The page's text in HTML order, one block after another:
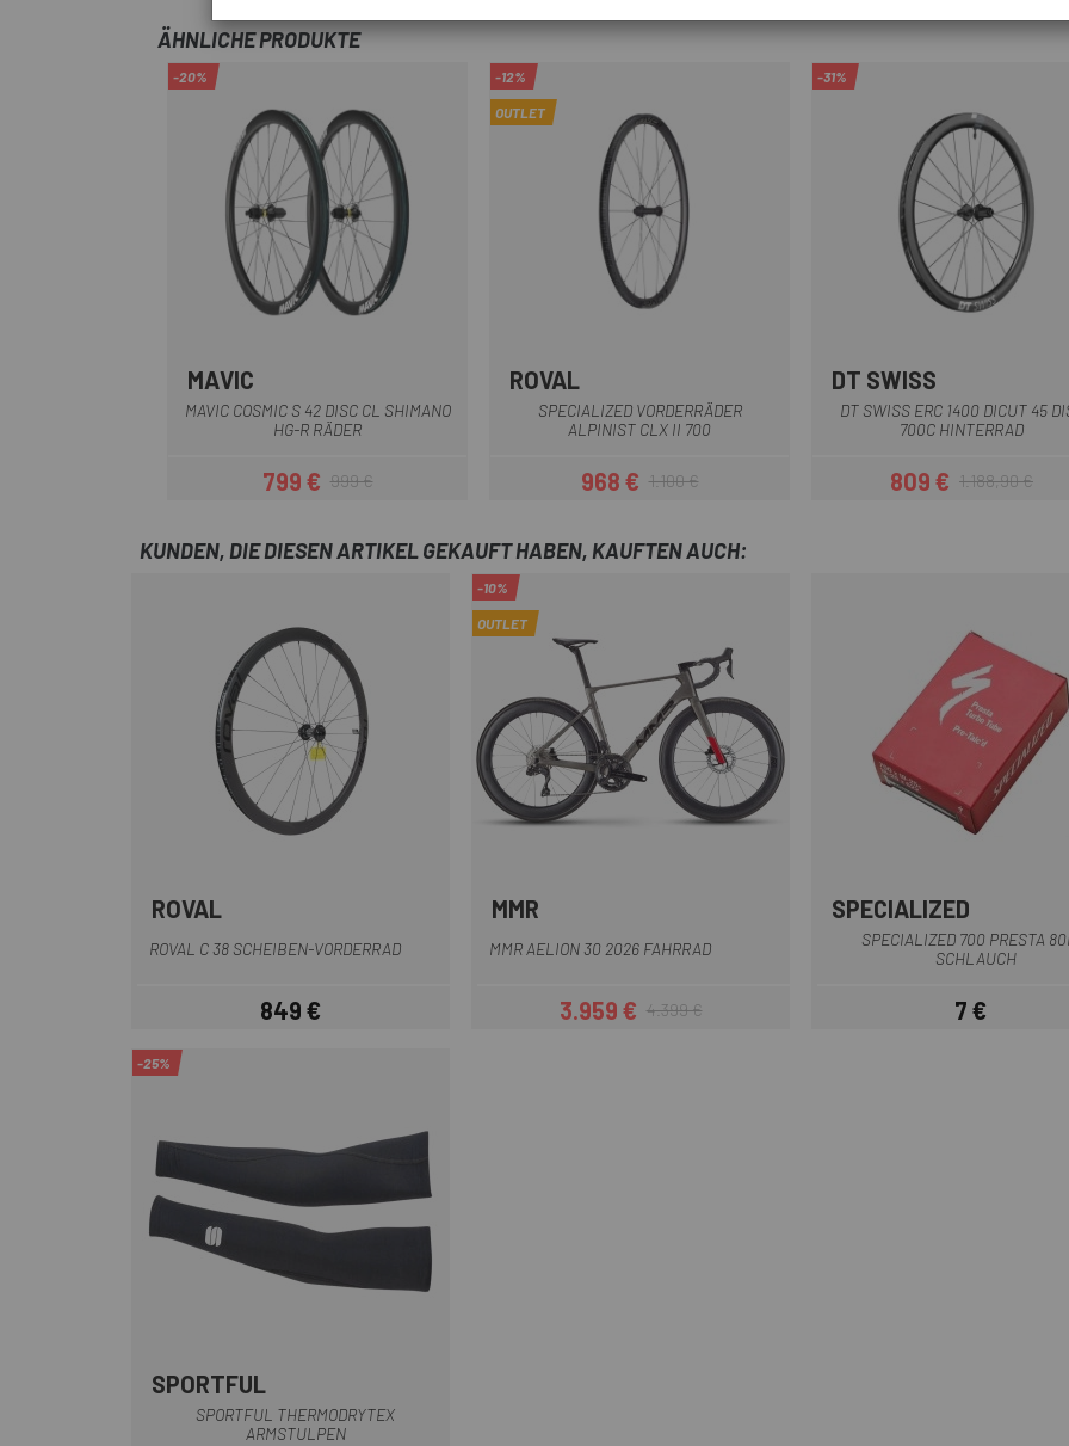
ÄHNLICHE PRODUKTE
-20%
MAVIC
MAVIC COSMIC S 42 DISC CL SHIMANO
HG-R RÄDER
Preis
799 €Regulärer Preis
999 €
-12%
OUTLET
ROVAL
SPECIALIZED VORDERRÄDER
ALPINIST CLX II 700
Preis
968 €Regulärer Preis
1.100 €
-31%
DT SWISS
DT SWISS ERC 1400 DICUT 45
700C HINTERRAD
Preis
809 € Regulärer
1.188,90 €
KUNDEN, DIE DIESEN ARTIKEL GEKAUFT HABEN, KAUFTEN AUCH:
ROVAL
ROVAL C 38 SCHEIBEN-VORDERRAD
Preis
849 €
-10%
OUTLET
MMR
MMR AELION 30 2026 FAHRRAD
Preis
3.959 €Regulärer Preis
4.399 €
SPECIALIZED
SPECIALIZED 700 PRESTA
SCHLAUCH
Preis
7 €
-25%
SPORTFUL
SPORTFUL THERMODRYTEX
ARMSTULPEN